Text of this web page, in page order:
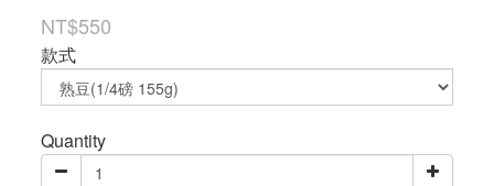
NT$550
款式
Quantity